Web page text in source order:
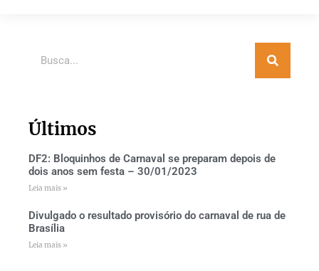
Últimos
DF2: Bloquinhos de Carnaval se preparam depois de
dois anos sem festa – 30/01/2023
Leia mais »
Divulgado o resultado provisório do carnaval de rua de
Brasília
Leia mais »